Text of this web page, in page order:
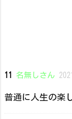
11 名無しさん
普通に人生の楽